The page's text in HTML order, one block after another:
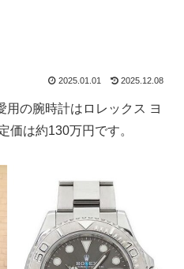
2025.01.01 2025.12.08
の腕時計はロレックス ヨ
価は約130万円です。